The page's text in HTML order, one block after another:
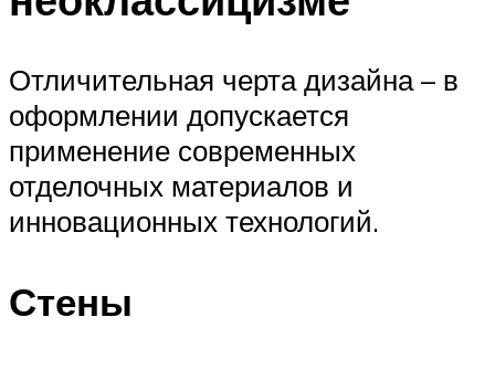
Отличительная черта дизайна – в
оформлении допускается
применение современных
отделочных материалов и
инновационных технологий.
Стены